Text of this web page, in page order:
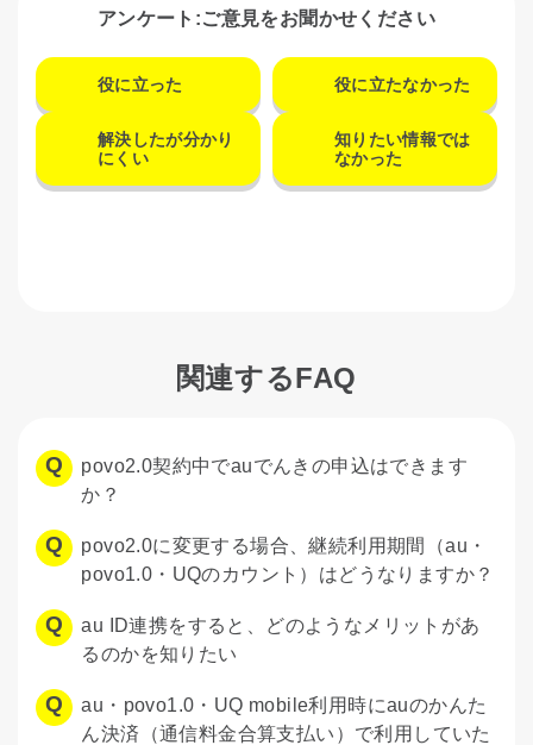
アンケート:ご意見をお聞かせください
役に立った 役に立たなかった
解決したが分かり
にくい
知りたい情報では
なかった
関連するFAQ
povo2.0契約中でauでんきの申込はできます
か？
povo2.0に変更する場合、継続利用期間（au・
povo1.0・UQのカウント）はどうなりますか？
au ID連携をすると、どのようなメリットがあ
るのかを知りたい
au・povo1.0・UQ mobile利用時にauのかんた
ん決済（通信料金合算支払い）で利用していた